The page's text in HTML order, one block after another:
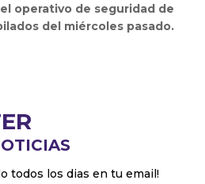
operativo de seguridad de
del miércoles pasado.
todos los dias en tu email!